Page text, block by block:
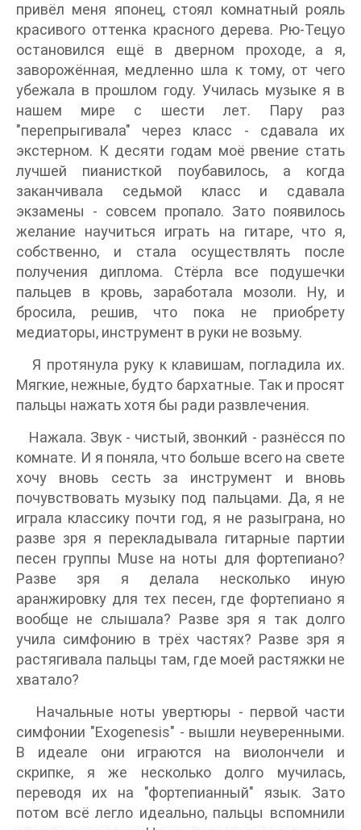
привёл меня японец, стоял комнатный рояль
красивого оттенка красного дерева. Рю-Тецуо
остановился ещё в дверном проходе, а я,
заворожённая, медленно шла к тому, от чего
убежала в прошлом году. Училась музыке я в
нашем мире с шести лет. Пару раз
"перепрыгивала" через класс - сдавала их
экстерном. К десяти годам моё рвение стать
лучшей пианисткой поубавилось, а когда
заканчивала седьмой класс и сдавала
экзамены - совсем пропало. Зато появилось
желание научиться играть на гитаре, что я,
собственно, и стала осуществлять после
получения диплома. Стёрла все подушечки
пальцев в кровь, заработала мозоли. Ну, и
бросила, решив, что пока не приобрету
медиаторы, инструмент в руки не возьму.
Я протянула руку к клавишам, погладила их.
Мягкие, нежные, будто бархатные. Так и просят
пальцы нажать хотя бы ради развлечения.
Нажала. Звук - чистый, звонкий - разнёсся по
комнате. И я поняла, что больше всего на свете
хочу вновь сесть за инструмент и вновь
почувствовать музыку под пальцами. Да, я не
играла классику почти год, я не разыграна, но
разве зря я перекладывала гитарные партии
песен группы Muse на ноты для фортепиано?
Разве зря я делала несколько иную
аранжировку для тех песен, где фортепиано я
вообще не слышала? Разве зря я так долго
учила симфонию в трёх частях? Разве зря я
растягивала пальцы там, где моей растяжки не
хватало?
Начальные ноты увертюры - первой части
симфонии "Exogenesis" - вышли неуверенными.
В идеале они играются на виолончели и
скрипке, я же несколько долго мучилась,
переводя их на "фортепианный" язык. Зато
потом всё легло идеально, пальцы вспомнили